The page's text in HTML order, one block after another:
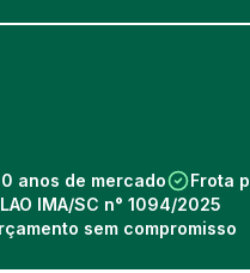
anos de mercado
Frota
LAO IMA/SC n° 1094/2025
sem compromisso